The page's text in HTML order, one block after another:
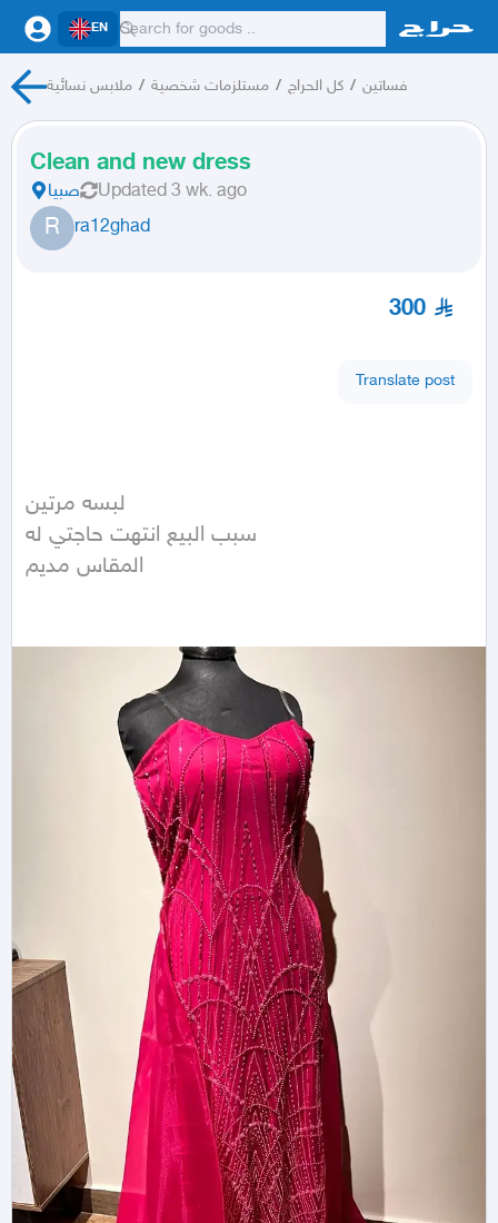
EN
ملابس نسائية / مستلزمات شخصية / كل الحراج / فساتين
Clean and new dress
صبيا Updated 3 wk. ago
R ra12ghad
300
Translate post
لبسه مرتين
سبب البيع انتهت حاجتي له
المقاس مديم